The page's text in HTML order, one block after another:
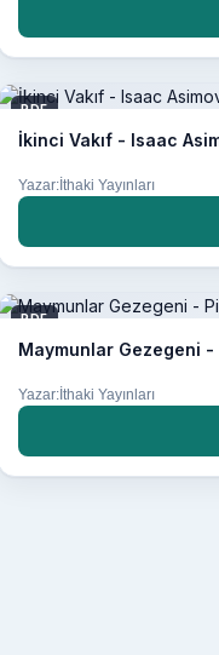
PDF
İkinci Vakıf - Isaac
Yazar:İthaki Yayınları
PDF
Maymunlar Gezegeni -
Yazar:İthaki Yayınları